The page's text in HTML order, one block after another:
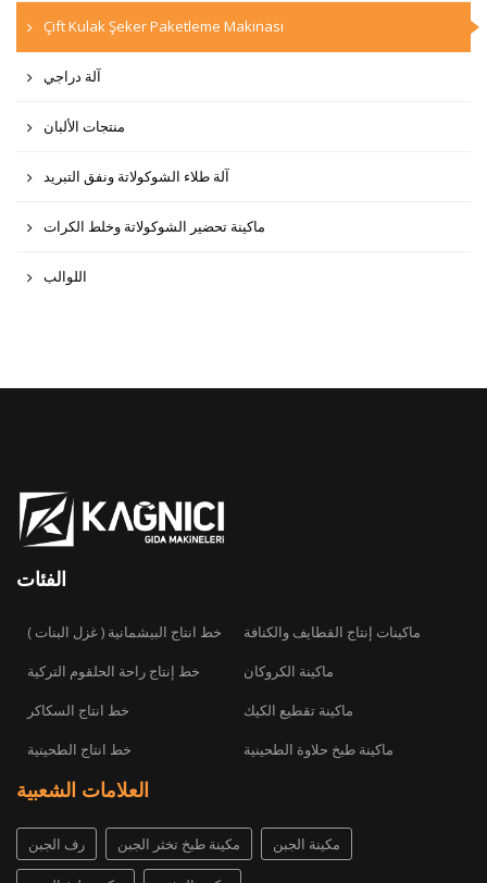
Çift Kulak Şeker Paketleme Makinası
آلة دراجي
منتجات الألبان
آلة طلاء الشوكولاتة ونفق التبريد
ماكينة تحضير الشوكولاتة وخلط الكرات
اللوالب
الفئات
( خط انتاج البيشمانية ( غزل البنات
خط إنتاج راحة الحلقوم التركية
خط انتاج السكاكر
خط انتاج الطحينية
ماكينات إنتاج القطايف والكنافة
ماكينة الكروكان
ماكينة تقطيع الكيك
ماكينة طبخ حلاوة الطحينية
العلامات الشعبية
رف الجبن مكينة طبخ تخثر الجبن مكينة الجبن